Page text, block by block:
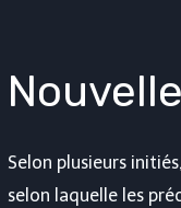
Selon plusieurs
selon laquelle les